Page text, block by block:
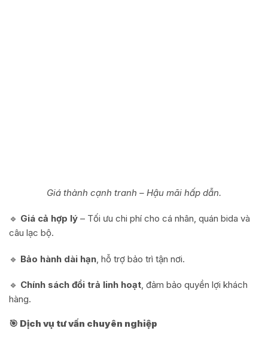
Giá thành cạnh tranh – Hậu mãi hấp dẫn.
🔹 Giá cả hợp lý – Tối ưu chi phí cho cá nhân, quán bida và
câu lạc bộ.
🔹 Bảo hành dài hạn , hỗ trợ bảo trì tận nơi.
🔹 Chính sách đổi trả linh hoạt, đảm bảo quyền lợi khách
hàng.
🎯 Dịch vụ tư vấn chuyên nghiệp